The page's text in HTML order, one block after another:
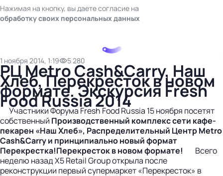
Нажимая на кнопку, вы даете согласие на
обработку своих персональных данных
1 ноября 2014, 1:19 5 280
РЦ Metro Cash&Carry, Наш
Хлеб, Перекресток в новом
формате. Экскурсия Fresh
Food Russia 2014
Участники Форума Fresh Food Russia 15 ноября посетят
собственный Производственный комплекссети кафе-
пекарен «Наш Хлеб», Распределительный ЦентрMetro
Cash&Carryи принципиальноновый формат
Перекрестка!Перекресток в новом формате!
Всего
неделю назад X5 Retail Group открыла после
реконструкции первый супермаркет «Перекресток» в